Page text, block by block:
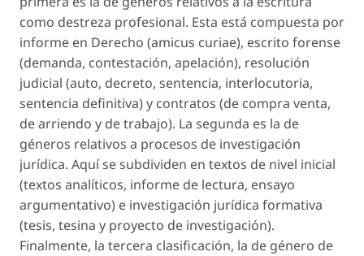
como destreza profesional. Esta está compuesta por
informe en Derecho (amicus curiae), escrito forense
(demanda, contestación, apelación), resolución
judicial (auto, decreto, sentencia, interlocutoria,
sentencia definitiva) y contratos (de compra venta,
de arriendo y de trabajo). La segunda es la de
géneros relativos a procesos de investigación
jurídica. Aquí se subdividen en textos de nivel inicial
(textos analíticos, informe de lectura, ensayo
argumentativo) e investigación jurídica formativa
(tesis, tesina y proyecto de investigación).
Finalmente, la tercera clasificación, la de género de